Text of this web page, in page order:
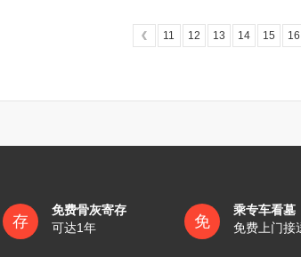
砌，依山而上，浑然一体。龟鹤池中数千锦鲤竞相
11 12 13 14 15 16
存
免费骨灰寄存
可达1年
免
乘专车看墓
免费上门接